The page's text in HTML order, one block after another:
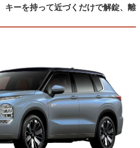
キーを持って近づくだけで解錠、離